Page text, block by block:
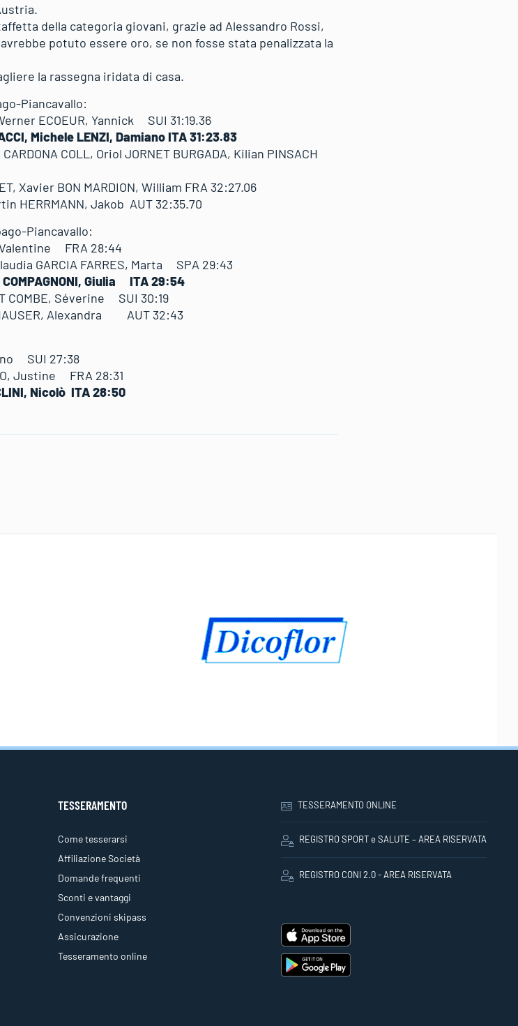
della categoria giovani, grazie ad Alessandro Rossi,
potuto essere oro, se non fosse stata penalizzata la
la rassegna iridata di casa.
Piancavallo:
ECOEUR, Yannick SUI 31:19.36
Michele LENZI, Damiano ITA 31:23.83
COLL, Oriol JORNET BURGADA, Kilian PINSACH
Xavier BON MARDION, William FRA 32:27.06
HERRMANN, Jakob AUT 32:35.70
Piancavallo:
Valentine FRA 28:44
GARCIA FARRES, Marta SPA 29:43
COMPAGNONI, Giulia ITA 29:54
COMBE, Séverine SUI 30:19
HAUSER, Alexandra AUT 32:43
SUI 27:38
Justine FRA 28:31
Nicolò ITA 28:50
TESSERAMENTO
Come tesserarsi
Affiliazione Società
Domande frequenti
Sconti e vantaggi
Convenzioni skipass
Assicurazione
Tesseramento online
TESSERAMENTO ONLINE
REGISTRO SPORT e SALUTE – AREA RISERVATA
REGISTRO CONI 2.0 - AREA RISERVATA